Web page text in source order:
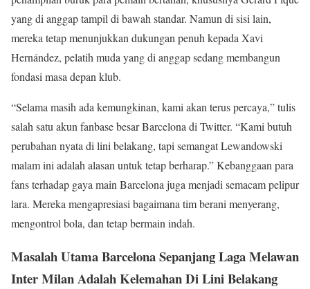
yang di anggap tampil di bawah standar. Namun di sisi lain,
mereka tetap menunjukkan dukungan penuh kepada Xavi
Hernández, pelatih muda yang di anggap sedang membangun
fondasi masa depan klub.
“Selama masih ada kemungkinan, kami akan terus percaya,” tulis
salah satu akun fanbase besar Barcelona di Twitter. “Kami butuh
perubahan nyata di lini belakang, tapi semangat Lewandowski
malam ini adalah alasan untuk tetap berharap.” Kebanggaan para
fans terhadap gaya main Barcelona juga menjadi semacam pelipur
lara. Mereka mengapresiasi bagaimana tim berani menyerang,
mengontrol bola, dan tetap bermain indah.
Masalah Utama Barcelona Sepanjang Laga Melawan
Inter Milan Adalah Kelemahan Di Lini Belakang